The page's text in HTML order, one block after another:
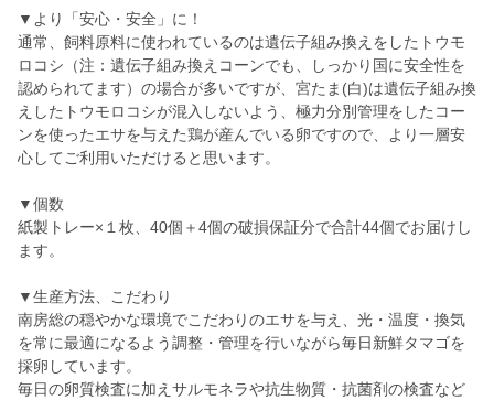
▼より「安心・安全」に！
通常、飼料原料に使われているのは遺伝子組み換えをしたトウモ
ロコシ（注：遺伝子組み換えコーンでも、しっかり国に安全性を
認められてます）の場合が多いですが、宮たま(白)は遺伝子組み換
えしたトウモロコシが混入しないよう、極力分別管理をしたコー
ンを使ったエサを与えた鶏が産んでいる卵ですので、より一層安
心してご利用いただけると思います。
▼個数
紙製トレー×１枚、40個＋4個の破損保証分で合計44個でお届けし
ます。
▼生産方法、こだわり
南房総の穏やかな環境でこだわりのエサを与え、光・温度・換気
を常に最適になるよう調整・管理を行いながら毎日新鮮タマゴを
採卵しています。
毎日の卵質検査に加えサルモネラや抗生物質・抗菌剤の検査など